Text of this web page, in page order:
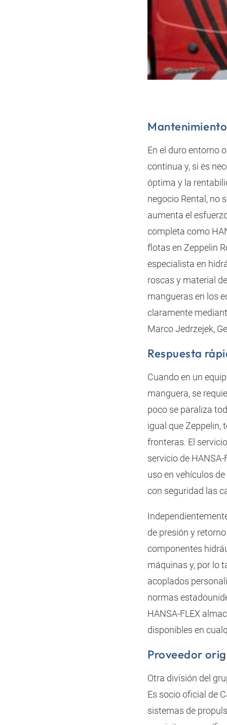
En el duro entorno
continua y, si es
óptima y la
negocio Rental, no
aumenta el
completa como
flotas en Zeppelin
especialista en
roscas y material
mangueras en los
claramente
Marco Jedrzejek,
Respuesta
Cuando en un
manguera, se
poco se paraliza
igual que Zeppelin,
fronteras. El
servicio de
uso en vehículos
con seguridad las
de presión y
componentes
máquinas y, por lo
acoplados
normas
HANSA‑FLEX
disponibles en
Proveedor
Otra división del
Es socio oficial de
sistemas de